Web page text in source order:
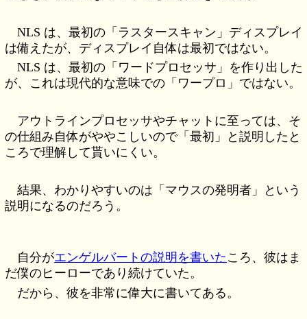
NLS は、最初の「ラスタースキャン」ディスプレイ
は備えたが、ディスプレイ自体は最初ではない。
NLS は、最初の「ワードプロセッサ」を作り出した
が、これは現代的な意味での「ワープロ」ではない。
アウトラインプロセッサやチャットに至っては、そ
の仕組み自体がややこしいので「最初」と説明したと
ころで理解して貰いにくい。
結果、わかりやすいのは「マウスの発明者」という
説明になるのだろう。
自分がエンゲルバートの説明を書いた ころ、彼はま
だ僕のヒーローであり続けていた。
だから、彼を非常に偉大に書いてある。